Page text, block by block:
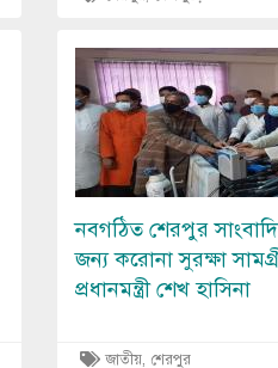
Image
নবগঠিত শেরপুর
জন্য করোনা সুরক্ষা
প্রধানমন্ত্রী শেখ হাসিনা
জাতীয়, শেরপুর